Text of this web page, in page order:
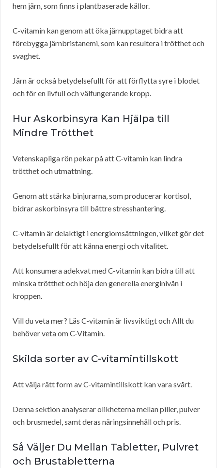
hem järn, som finns i plantbaserade källor.
C-vitamin kan genom att öka järnupptaget bidra att
förebygga järnbristanemi, som kan resultera i trötthet och
svaghet.
Järn är också betydelsefullt för att förflytta syre i blodet
och för en livfull och välfungerande kropp.
Hur Askorbinsyra Kan Hjälpa till
Mindre Trötthet
Vetenskapliga rön pekar på att C-vitamin kan lindra
trötthet och utmattning.
Genom att stärka binjurarna, som producerar kortisol,
bidrar askorbinsyra till bättre stresshantering.
C-vitamin är delaktigt i energiomsättningen, vilket gör det
betydelsefullt för att känna energi och vitalitet.
Att konsumera adekvat med C-vitamin kan bidra till att
minska trötthet och höja den generella energinivån i
kroppen.
Vill du veta mer? Läs C-vitamin är livsviktigt och Allt du
behöver veta om C-Vitamin.
Skilda sorter av C-vitamintillskott
Att välja rätt form av C-vitamintillskott kan vara svårt.
Denna sektion analyserar olikheterna mellan piller, pulver
och brusmedel, samt deras näringsinnehåll och pris.
Så Väljer Du Mellan Tabletter, Pulvret
och Brustabletterna